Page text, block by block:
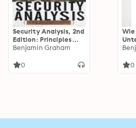
Security Analysis, 2nd
Edition: Principles
and Techniques
Benjamin Graham
0
Wie
0